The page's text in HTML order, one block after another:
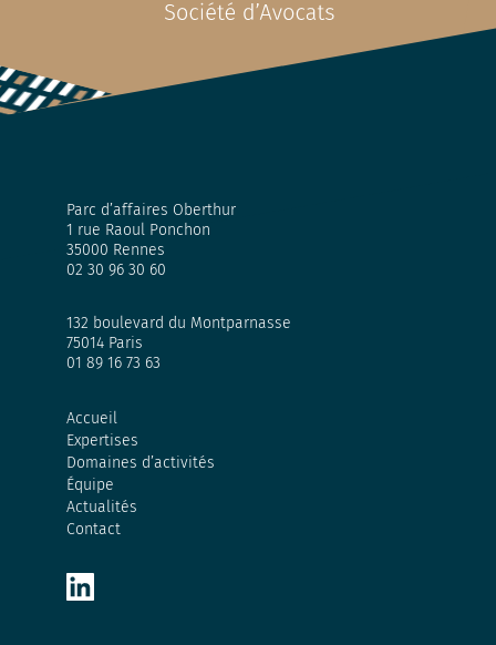
Parc d’affaires Oberthur
1 rue Raoul Ponchon
35000 Rennes
02 30 96 30 60
132 boulevard du Montparnasse
75014 Paris
01 89 16 73 63
Accueil
Expertises
Domaines d’activités
Équipe
Actualités
Contact